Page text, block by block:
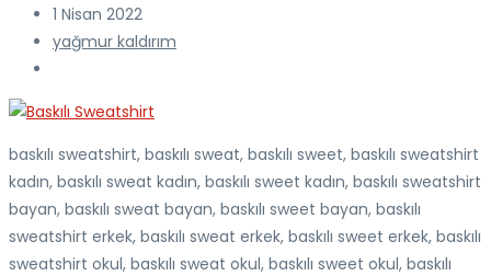
1 Nisan 2022
yağmur kaldırım
baskılı sweatshirt, baskılı sweat, baskılı sweet, baskılı sweatshirt
kadın, baskılı sweat kadın, baskılı sweet kadın, baskılı sweatshirt
bayan, baskılı sweat bayan, baskılı sweet bayan, baskılı
sweatshirt erkek, baskılı sweat erkek, baskılı sweet erkek, baskılı
sweatshirt okul, baskılı sweat okul, baskılı sweet okul, baskılı